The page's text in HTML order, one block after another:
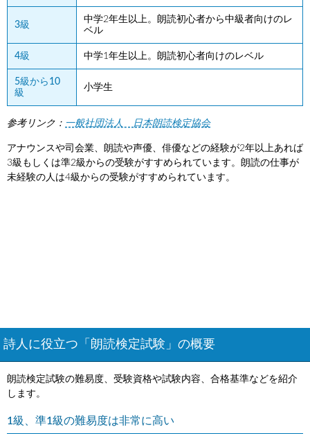
3級
中学2年生以上。朗読初心者から中級者向けのレ
ベル
4級 中学1年生以上。朗読初心者向けのレベル
5級から10
級
小学生
参考リンク： 一般社団法人 日本朗読検定協会
アナウンスや司会業、朗読や声優、俳優などの経験が2年以上あれば
3級もしくは準2級からの受験がすすめられています。朗読の仕事が
未経験の人は4級からの受験がすすめられています。
詩人に役立つ「朗読検定試験」の概要
朗読検定試験の難易度、受験資格や試験内容、合格基準などを紹介
します。
1級、準1級の難易度は非常に高い